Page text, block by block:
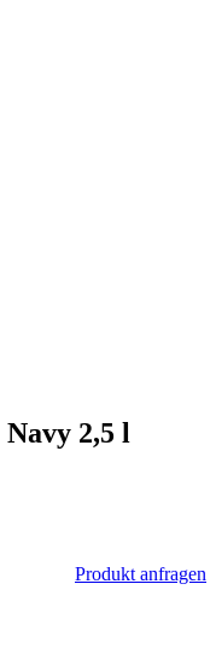
2,5 l
Produkt anfragen